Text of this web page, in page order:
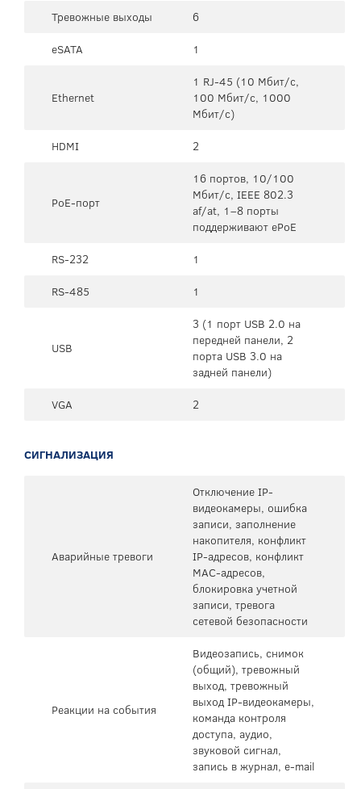
Тревожные выходы
6
eSATA
1
Ethernet
1 RJ-45 (10 Мбит/с,
100 Мбит/с, 1000
Мбит/с)
HDMI
2
PoE-порт
16 портов, 10/100
Мбит/с, IEEE 802.3
af/at, 1–8 порты
поддерживают ePoE
RS-232
1
RS-485
1
USB
3 (1 порт USB 2.0 на
передней панели, 2
порта USB 3.0 на
задней панели)
VGA
2
СИГНАЛИЗАЦИЯ
Аварийные тревоги
Отключение IP-
видеокамеры, ошибка
записи, заполнение
накопителя, конфликт
IP-адресов, конфликт
MAC-адресов,
блокировка учетной
записи, тревога
сетевой безопасности
Реакции на события
Видеозапись, снимок
(общий), тревожный
выход, тревожный
выход IP-видеокамеры,
команда контроля
доступа, аудио,
звуковой сигнал,
запись в журнал, e-mail